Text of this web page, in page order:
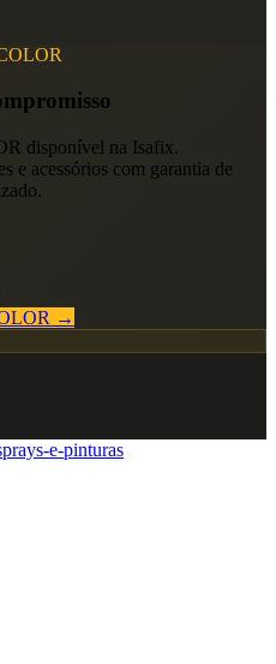
disponível na Isafix.
e acessórios com garantia de
→
e-pinturas